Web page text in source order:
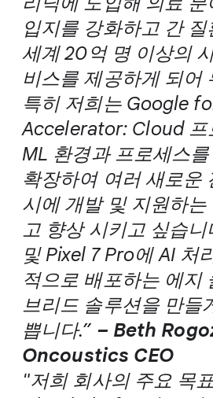
입지를 강화하고 간
세계 20억 명 이상의
비스를 제공하게 되어
특히 저희는 Google
Accelerator: Cloud 프
ML 환경과 프로세스
확장하여 여러 새로운
시에 개발 및 지원하
고 향상 시키고 싶습니
및 Pixel 7 Pro에 AI 처
적으로 배포하는 에지
브리드 솔루션을 만들
쁩니다.” – Beth
Oncoustics CEO
"저희 회사의 주요 목